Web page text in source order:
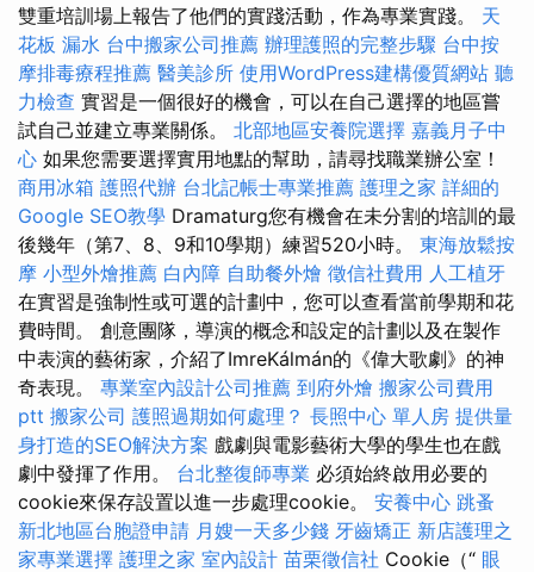
雙重培訓場上報告了他們的實踐活動，作為專業實踐。 天
花板 漏水 台中搬家公司推薦 辦理護照的完整步驟 台中按
摩排毒療程推薦 醫美診所 使用WordPress建構優質網站 聽
力檢查 實習是一個很好的機會，可以在自己選擇的地區嘗
試自己並建立專業關係。 北部地區安養院選擇 嘉義月子中
心 如果您需要選擇實用地點的幫助，請尋找職業辦公室！
商用冰箱 護照代辦 台北記帳士專業推薦 護理之家 詳細的
Google SEO教學 Dramaturg您有機會在未分割的培訓的最
後幾年（第7、8、9和10學期）練習520小時。 東海放鬆按
摩 小型外燴推薦 白內障 自助餐外燴 徵信社費用 人工植牙
在實習是強制性或可選的計劃中，您可以查看當前學期和花
費時間。 創意團隊，導演的概念和設定的計劃以及在製作
中表演的藝術家，介紹了ImreKálmán的《偉大歌劇》的神
奇表現。 專業室內設計公司推薦 到府外燴 搬家公司費用
ptt 搬家公司 護照過期如何處理？ 長照中心 單人房 提供量
身打造的SEO解決方案 戲劇與電影藝術大學的學生也在戲
劇中發揮了作用。 台北整復師專業 必須始終啟用必要的
cookie來保存設置以進一步處理cookie。 安養中心 跳蚤
新北地區台胞證申請 月嫂一天多少錢 牙齒矯正 新店護理之
家專業選擇 護理之家 室內設計 苗栗徵信社 Cookie（“ 眼